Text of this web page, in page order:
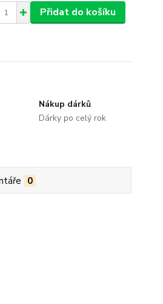
Přidat do košíku
Nákup dárků
Dárky po celý rok
0